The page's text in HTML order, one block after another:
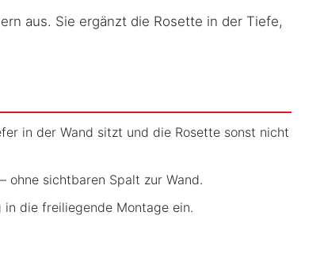
aus. Sie ergänzt die Rosette in der Tiefe,
in der Wand sitzt und die Rosette sonst nicht
sichtbaren Spalt zur Wand.
die freiliegende Montage ein.